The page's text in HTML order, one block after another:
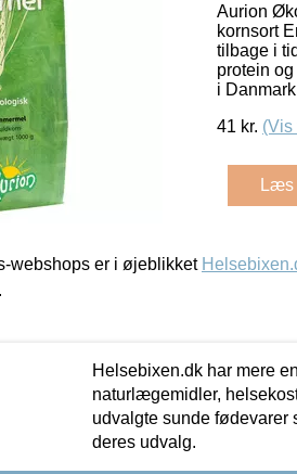
Aurion
kornsort
tilbage i
protein
i
41 kr. (Vis
Læs
webshops er i øjeblikket
Helsebixen.dk har mere
naturlægemidler,
udvalgte sunde fødevarer
deres udvalg.